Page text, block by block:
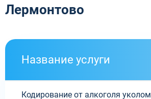
Лермонтово
Название услуги
Кодирование от алкоголя уколом